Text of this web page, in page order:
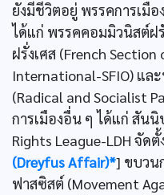
ยังมีชีวิตอยู่ พรรคการเมื
ได้แก่ พรรคคอมมิวนิสต์ฝ
ฝรั่งเศส (French Section
International-SFIO) แล
(Radical and Socialist
การเมืองอื่น ๆ ได้แก่ สัน
Rights League-LDH จัด
(Dreyfus Affair)*] ขบวน
ฟาสซิสต์ (Movement